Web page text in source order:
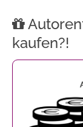
kaufen?!